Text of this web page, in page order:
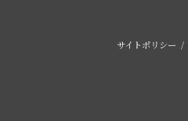
サイトポリシー